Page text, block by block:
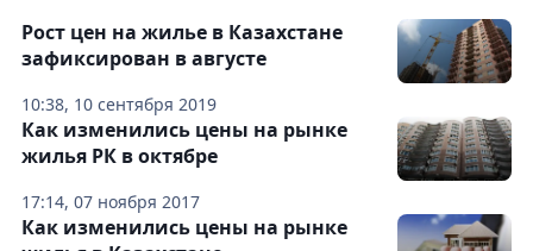
10:38, 10 сентября 2019
Рост цен на жилье в Казахстане
зафиксирован в августе
17:14, 07 ноября 2017
Как изменились цены на рынке
жилья РК в октябре
Как изменились цены на рынке